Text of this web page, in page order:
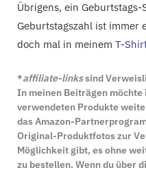
Übrigens, ein
Geburtstagszahl ist immer
doch mal in meinem T-
*affiliate-linkssind
In meinen Beiträgen möchte
verwendeten Produkte
das Amazon-
Original-Produktfotos zur
Möglichkeit gibt, es ohne
zu bestellen. Wenn du über